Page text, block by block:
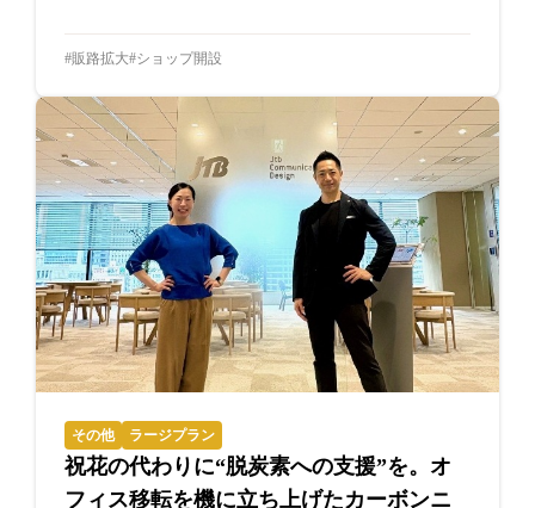
販路拡大 ショップ開設
その他 ラージプラン
祝花の代わりに“脱炭素への支援”を。オ
フィス移転を機に立ち上げたカーボンニ